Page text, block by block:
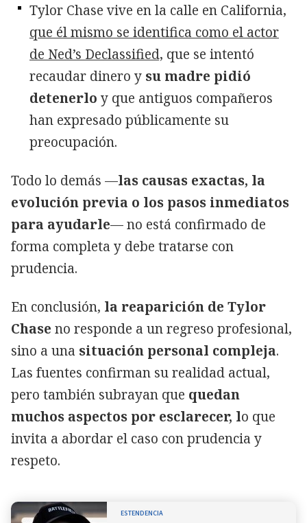
Tylor Chase vive en la calle en California,
que él mismo se identifica como el actor
de Ned’s Declassified, que se intentó
recaudar dinero y su madre pidió
detenerlo y que antiguos compañeros
han expresado públicamente su
preocupación.
Todo lo demás —las causas exactas, la
evolución previa o los pasos inmediatos
para ayudarle— no está confirmado de
forma completa y debe tratarse con
prudencia.
En conclusión, la reaparición de Tylor
Chase no responde a un regreso profesional,
sino a una situación personal compleja.
Las fuentes confirman su realidad actual,
pero también subrayan que quedan
muchos aspectos por esclarecer, lo que
invita a abordar el caso con prudencia y
respeto.
ESTENDENCIA